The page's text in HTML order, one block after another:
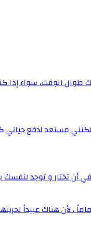
طوال الوقت، سواء إذا
مستعد لدفع
أن تختار و توجد لنفسك
، لأن هناك عبيداً